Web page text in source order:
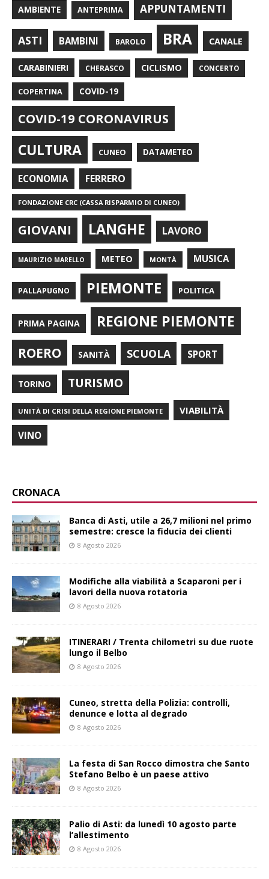
AMBIENTE ANTEPRIMA APPUNTAMENTI
ASTI BAMBINI BAROLO BRA CANALE
CARABINIERI CHERASCO CICLISMO CONCERTO
COPERTINA COVID-19
COVID-19 CORONAVIRUS
CULTURA CUNEO DATAMETEO
ECONOMIA FERRERO
FONDAZIONE CRC (CASSA RISPARMIO DI CUNEO)
GIOVANI LANGHE LAVORO
MAURIZIO MARELLO METEO MONTÀ MUSICA
PALLAPUGNO PIEMONTE POLITICA
PRIMA PAGINA REGIONE PIEMONTE
ROERO SANITÀ SCUOLA SPORT
TORINO TURISMO
UNITÀ DI CRISI DELLA REGIONE PIEMONTE VIABILITÀ
VINO
CRONACA
Banca di Asti, utile a 26,7 milioni nel primo
semestre: cresce la fiducia dei clienti
8 Agosto 2026
Modifiche alla viabilità a Scaparoni per i
lavori della nuova rotatoria
8 Agosto 2026
ITINERARI / Trenta chilometri su due ruote
lungo il Belbo
8 Agosto 2026
Cuneo, stretta della Polizia: controlli,
denunce e lotta al degrado
8 Agosto 2026
La festa di San Rocco dimostra che Santo
Stefano Belbo è un paese attivo
8 Agosto 2026
Palio di Asti: da lunedì 10 agosto parte
l’allestimento
8 Agosto 2026